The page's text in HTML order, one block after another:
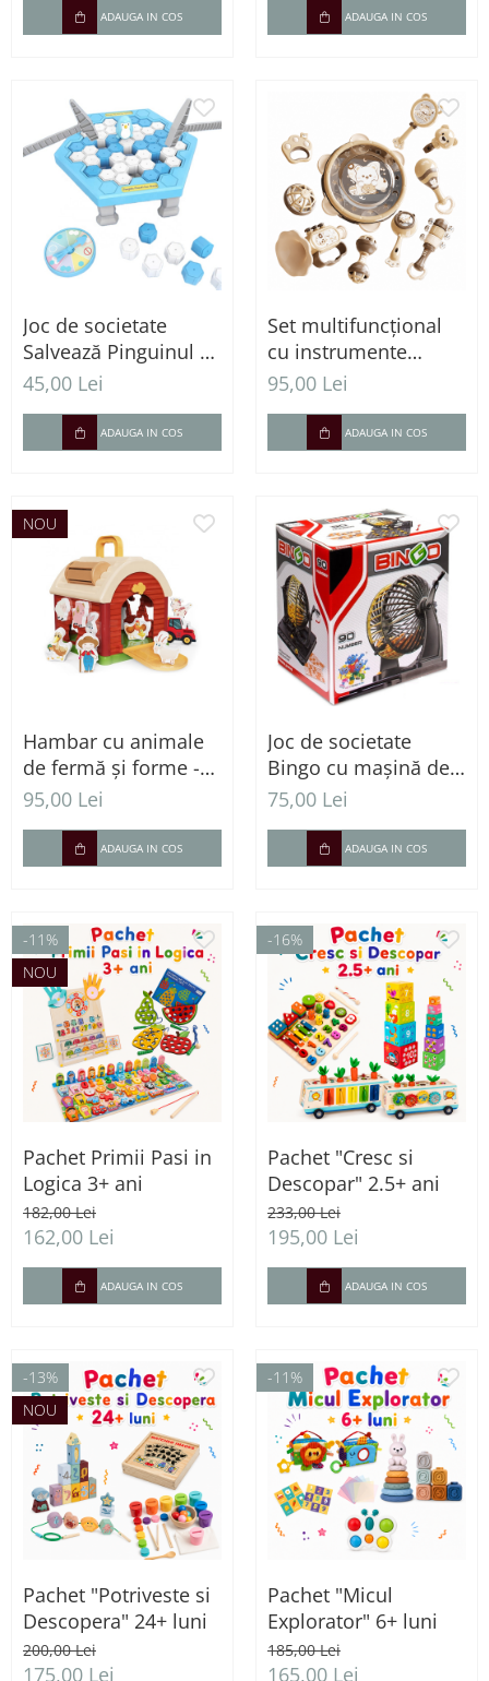
ADAUGA IN COS
activități senzoriale
ADAUGA IN COS
Joc de societate
Salvează Pinguinul –
Capcana de gheață
45,00 Lei
ADAUGA IN COS
Set multifuncțional
cu instrumente
muzicale de percuție
95,00 Lei
ADAUGA IN COS
NOU
Hambar cu animale
de fermă și forme -
Joc de sortare din
95,00 Lei
ADAUGA IN COS
Joc de societate
Bingo cu mașină de
extragere – 90 bile,
jetoane
75,00 Lei
ADAUGA IN COS
-11%
NOU
Pachet Primii Pasi in
Logica 3+ ani
182,00 Lei
162,00 Lei
ADAUGA IN COS
-16%
Pachet "Cresc si
Descopar" 2.5+ ani
233,00 Lei
195,00 Lei
ADAUGA IN COS
-13%
NOU
Pachet "Potriveste si
Descopera" 24+ luni
200,00 Lei
175,00 Lei
-11%
Pachet "Micul
Explorator" 6+ luni
185,00 Lei
165,00 Lei